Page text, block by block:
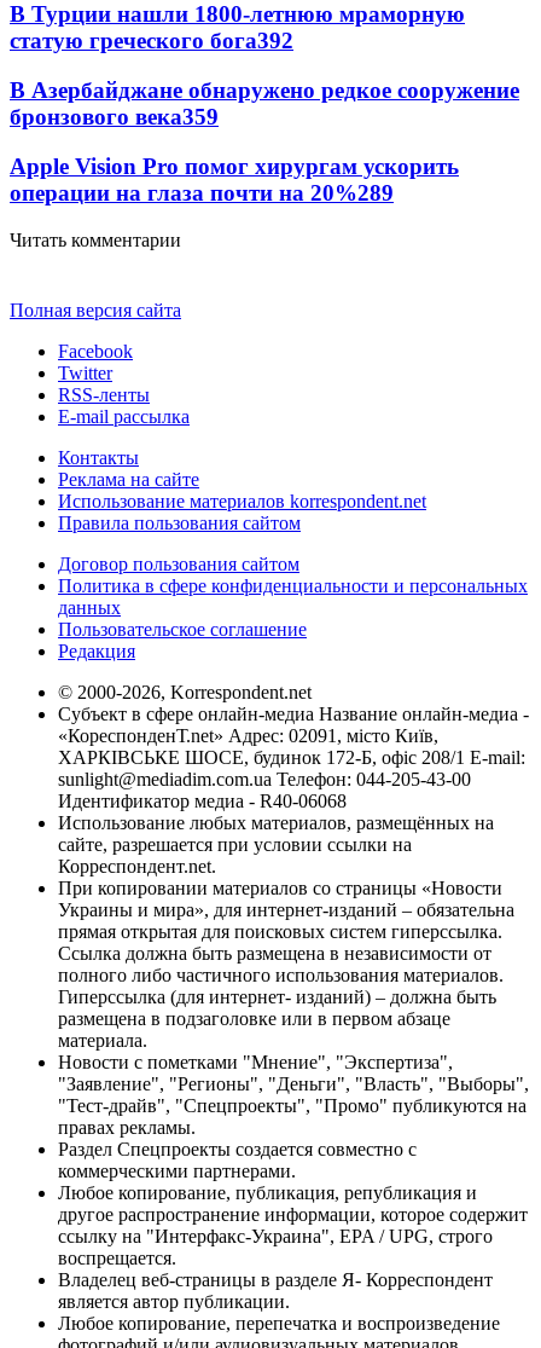
В Турции нашли 1800-летнюю мраморную
статую греческого бога392
В Азербайджане обнаружено редкое сооружение
бронзового века359
Apple Vision Pro помог хирургам ускорить
операции на глаза почти на 20%289
Читать комментарии
Полная версия сайта
Facebook
Twitter
RSS-ленты
E-mail рассылка
Контакты
Реклама на сайте
Использование материалов korrespondent.net
Правила пользования сайтом
Договор пользования сайтом
Политика в сфере конфиденциальности и персональных
данных
Пользовательское соглашение
Редакция
© 2000-2026, Korrespondent.net
Субъект в сфере онлайн-медиа Название онлайн-медиа -
«КореспонденТ.net» Адрес: 02091, місто Київ,
ХАРКІВСЬКЕ ШОСЕ, будинок 172-Б, офіс 208/1 E-mail:
sunlight@mediadim.com.ua Телефон: 044-205-43-00
Идентификатор медиа - R40-06068
Использование любых материалов, размещённых на
сайте, разрешается при условии ссылки на
Корреспондент.net.
При копировании материалов со страницы «Новости
Украины и мира», для интернет-изданий – обязательна
прямая открытая для поисковых систем гиперссылка.
Ссылка должна быть размещена в независимости от
полного либо частичного использования материалов.
Гиперссылка (для интернет- изданий) – должна быть
размещена в подзаголовке или в первом абзаце
материала.
Новости с пометками "Мнение", "Экспертиза",
"Заявление", "Регионы", "Деньги", "Власть", "Выборы",
"Тест-драйв", "Спецпроекты", "Промо" публикуются на
правах рекламы.
Раздел Спецпроекты создается совместно с
коммерческими партнерами.
Любое копирование, публикация, републикация и
другое распространение информации, которое содержит
ссылку на "Интерфакс-Украина", EPA / UPG, строго
воспрещается.
Владелец веб-страницы в разделе Я- Корреспондент
является автор публикации.
Любое копирование, перепечатка и воспроизведение